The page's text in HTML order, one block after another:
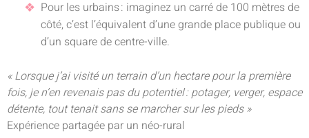
Pour les urbains : imaginez un carré de 100 mètres de
côté, c’est l’équivalent d’une grande place publique ou
d’un square de centre-ville.
« Lorsque j’ai visité un terrain d’un hectare pour la première
fois, je n’en revenais pas du potentiel : potager, verger, espace
détente, tout tenait sans se marcher sur les pieds »
Expérience partagée par un néo-rural